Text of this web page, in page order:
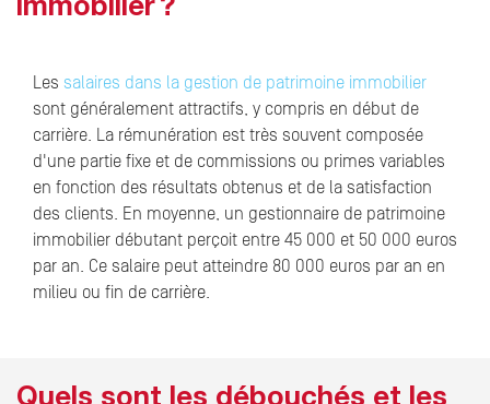
immobilier ?
Les salaires dans la gestion de patrimoine immobilier
sont généralement attractifs, y compris en début de
carrière. La rémunération est très souvent composée
d'une partie fixe et de commissions ou primes variables
en fonction des résultats obtenus et de la satisfaction
des clients. En moyenne, un gestionnaire de patrimoine
immobilier débutant perçoit entre 45 000 et 50 000 euros
par an. Ce salaire peut atteindre 80 000 euros par an en
milieu ou fin de carrière.